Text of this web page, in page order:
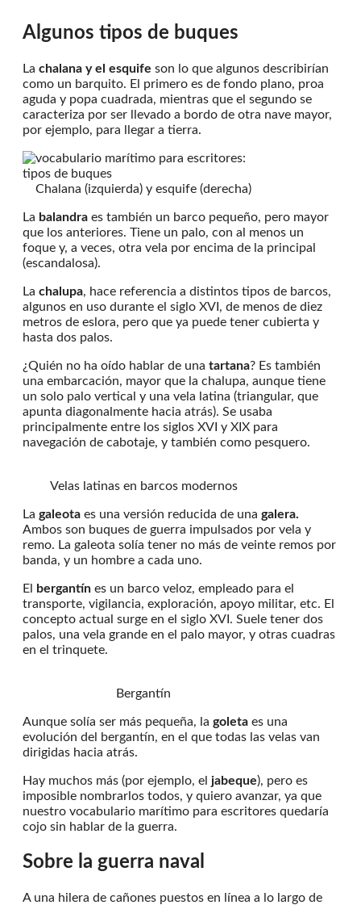
Algunos tipos de buques
La chalana y el esquife son lo que algunos describirían
como un barquito. El primero es de fondo plano, proa
aguda y popa cuadrada, mientras que el segundo se
caracteriza por ser llevado a bordo de otra nave mayor,
por ejemplo, para llegar a tierra.
Chalana (izquierda) y esquife (derecha)
La balandra es también un barco pequeño, pero mayor
que los anteriores. Tiene un palo, con al menos un
foque y, a veces, otra vela por encima de la principal
(escandalosa).
La chalupa, hace referencia a distintos tipos de barcos,
algunos en uso durante el siglo XVI, de menos de diez
metros de eslora, pero que ya puede tener cubierta y
hasta dos palos.
¿Quién no ha oído hablar de una tartana? Es también
una embarcación, mayor que la chalupa, aunque tiene
un solo palo vertical y una vela latina (triangular, que
apunta diagonalmente hacia atrás). Se usaba
principalmente entre los siglos XVI y XIX para
navegación de cabotaje, y también como pesquero.
Velas latinas en barcos modernos
La galeota es una versión reducida de una galera.
Ambos son buques de guerra impulsados por vela y
remo. La galeota solía tener no más de veinte remos por
banda, y un hombre a cada uno.
El bergantín es un barco veloz, empleado para el
transporte, vigilancia, exploración, apoyo militar, etc. El
concepto actual surge en el siglo XVI. Suele tener dos
palos, una vela grande en el palo mayor, y otras cuadras
en el trinquete.
Bergantín
Aunque solía ser más pequeña, la goleta es una
evolución del bergantín, en el que todas las velas van
dirigidas hacia atrás.
Hay muchos más (por ejemplo, el jabeque), pero es
imposible nombrarlos todos, y quiero avanzar, ya que
nuestro vocabulario marítimo para escritores quedaría
cojo sin hablar de la guerra.
Sobre la guerra naval
A una hilera de cañones puestos en línea a lo largo de